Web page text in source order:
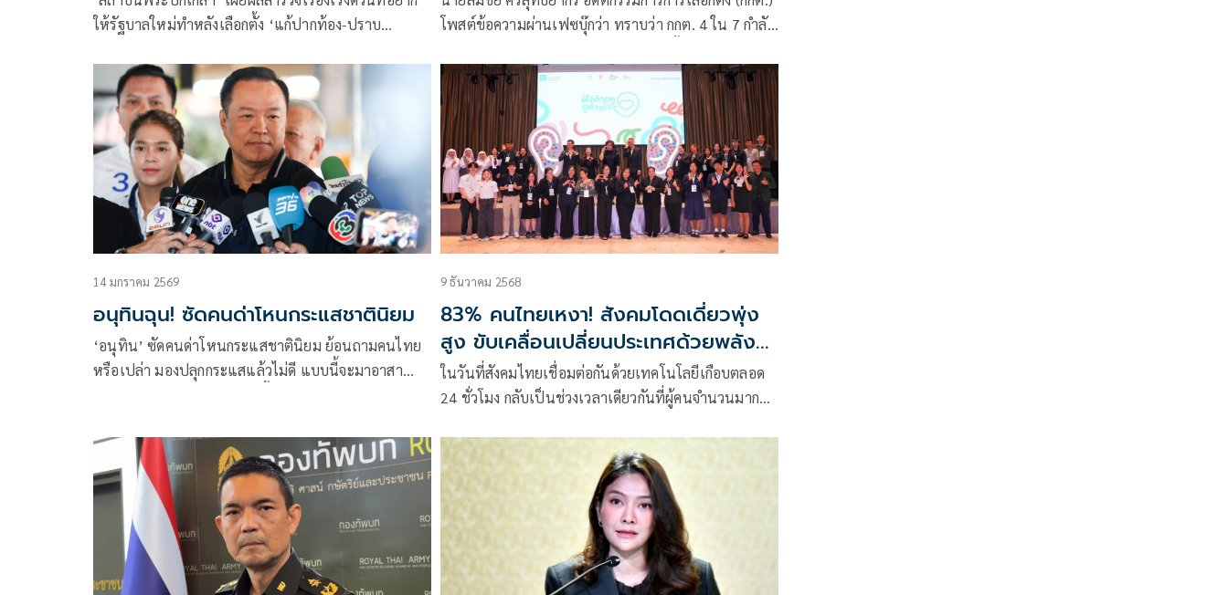
ให้รัฐบาลใหม่ทำหลังเลือกตั้ง ‘แก้ปากท้อง-ปราบ
โพสต์ข้อความผ่านเฟซบุ๊กว่า ทราบว่า กกต. 4 ใน 7 กำลัง
ต่างประเทศอย่างแข็งขัน
14 มกราคม 2569
อนุทินฉุน! ซัดคนด่าโหนกระแสชาตินิยม
‘อนุทิน’ ซัดคนด่าโหนกระแสชาตินิยม ย้อนถามคนไทย
หรือเปล่า มองปลุกกระแสแล้วไม่ดี แบบนี้จะมาอาสาทำ
9 ธันวาคม 2568
83% คนไทยเหงา! สังคมโดดเดี่ยวพุ่ง
สูง ขับเคลื่อนเปลี่ยนประเทศด้วยพลัง
การรับฟัง
ในวันที่สังคมไทยเชื่อมต่อกันด้วยเทคโนโลยีเกือบตลอด
24 ชั่วโมง กลับเป็นช่วงเวลาเดียวกันที่ผู้คนจำนวนมาก